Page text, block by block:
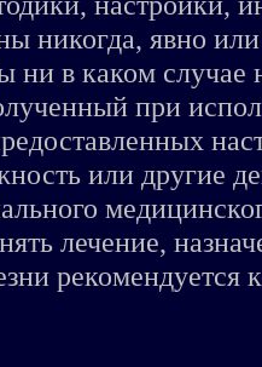
никогда, явно
в каком случае
при
или другие
лечение,
рекомендуется